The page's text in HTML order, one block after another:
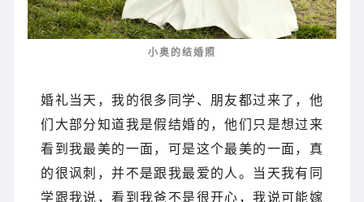
小奥的结婚照
婚礼当天，我的很多同学、朋友都过来了，他
们大部分知道我是假结婚的，他们只是想过来
看到我最美的一面，可是这个最美的一面，真
的很讽刺，并不是跟我最爱的人。 当天我有同
学跟我说，看到我爸不是很开心，我说可能嫁